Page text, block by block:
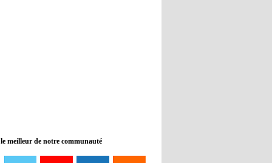
08:21 - 2022/11/08
Liverpool mis en vente par son
meilleur de notre communauté